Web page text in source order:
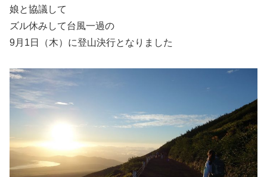
娘と協議して
ズル休みして台風一過の
9月1日（木）に登山決行となりました